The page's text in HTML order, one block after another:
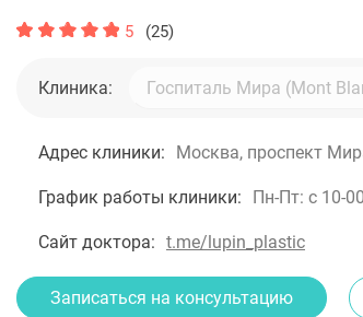
5 (25)
Клиника:
Адрес клиники: Москва, проспект
График работы клиники: Пн-Пт: с 10-
Сайт доктора: t.me/lupin_plastic
Записаться на консультацию